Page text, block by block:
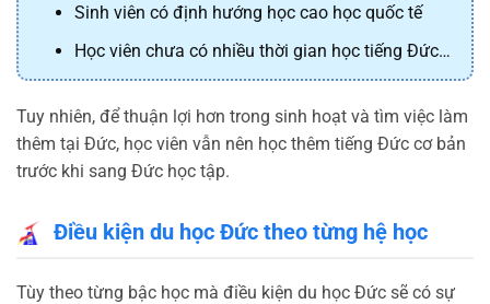
Sinh viên có định hướng học cao học quốc tế
Học viên chưa có nhiều thời gian học tiếng Đức…
Tuy nhiên, để thuận lợi hơn trong sinh hoạt và tìm việc làm
thêm tại Đức, học viên vẫn nên học thêm tiếng Đức cơ bản
trước khi sang Đức học tập.
Điều kiện du học Đức theo từng hệ học
Tùy theo từng bậc học mà điều kiện du học Đức sẽ có sự